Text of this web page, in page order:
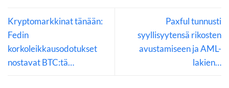
Kryptomarkkinat tänään:
Fedin
korkoleikkausodotukset
nostavat BTC:tä…
Paxful tunnusti
syyllisyytensä rikosten
avustamiseen ja AML-
lakien…